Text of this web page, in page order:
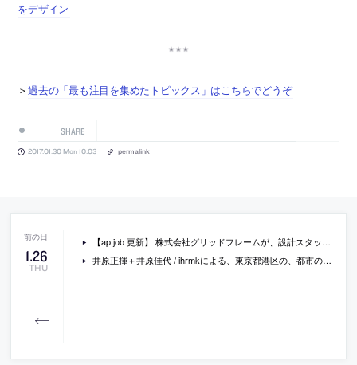
をデザイン
＞過去の「最も注目を集めたトピックス」はこちらでどうぞ
SHARE
2017.01.30 Mon 10:03 permalink
1.26
THU
【ap job 更新】 株式会社グリッドフレームが、設計スタッフを募集中
井原正揮＋井原佳代 / ihrmkによる、東京都港区の、都市の中の複数の空間それぞれに生活の為の機能を与え、それらを繋ぐ道路を外廊下とみなし、都市で暮らす新しい形を提案した「はなれのはなれ」